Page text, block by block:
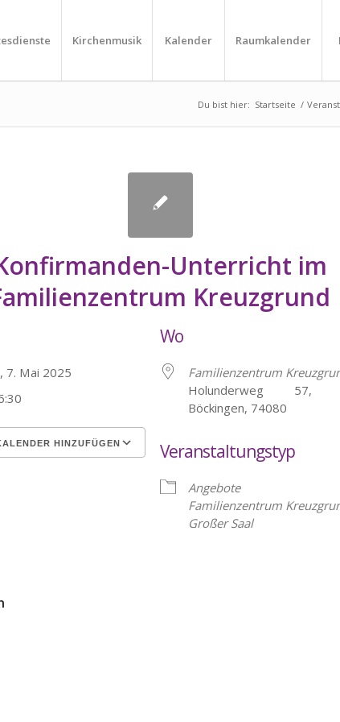
Kirchenmusik Kalender Raumkalender
Du bist hier: Startseite /
Unterricht im
Kreuzgrund
7. Mai 2025
HINZUFÜGEN
Wo
Familienzentrum
Holunderweg 57,
Böckingen, 74080
Veranstaltungstyp
Angebote
Familienzentrum
Großer Saal